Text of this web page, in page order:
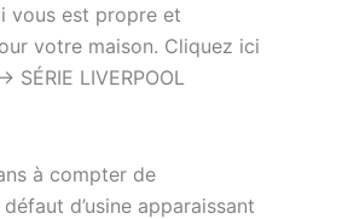
vous est propre et
votre maison. Cliquez ici
LIVERPOOL
à compter de
d’usine apparaissant